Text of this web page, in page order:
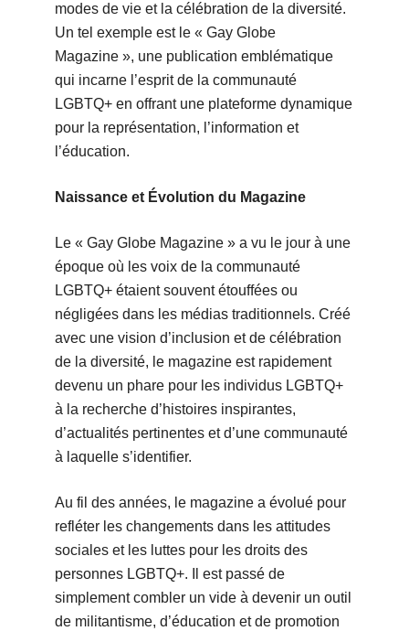
modes de vie et la célébration de la diversité.
Un tel exemple est le « Gay Globe
Magazine », une publication emblématique
qui incarne l’esprit de la communauté
LGBTQ+ en offrant une plateforme dynamique
pour la représentation, l’information et
l’éducation.
Naissance et Évolution du Magazine
Le « Gay Globe Magazine » a vu le jour à une
époque où les voix de la communauté
LGBTQ+ étaient souvent étouffées ou
négligées dans les médias traditionnels. Créé
avec une vision d’inclusion et de célébration
de la diversité, le magazine est rapidement
devenu un phare pour les individus LGBTQ+
à la recherche d’histoires inspirantes,
d’actualités pertinentes et d’une communauté
à laquelle s’identifier.
Au fil des années, le magazine a évolué pour
refléter les changements dans les attitudes
sociales et les luttes pour les droits des
personnes LGBTQ+. Il est passé de
simplement combler un vide à devenir un outil
de militantisme, d’éducation et de promotion